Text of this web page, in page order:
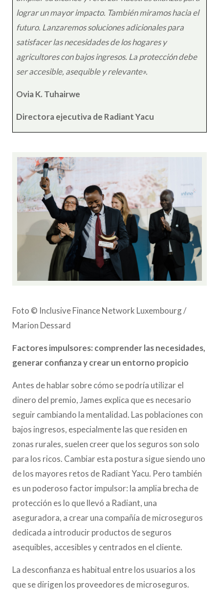
lograr un mayor impacto. También miramos hacia el
futuro. Lanzaremos soluciones adicionales para
satisfacer las necesidades de los hogares y
agricultores con bajos ingresos. La protección debe
ser accesible, asequible y relevante».
Ovia K. Tuhairwe
Directora ejecutiva de Radiant Yacu
Foto © Inclusive Finance Network Luxembourg /
Marion Dessard
Factores impulsores: comprender las necesidades,
generar confianza y crear un entorno propicio
Antes de hablar sobre cómo se podría utilizar el
dinero del premio, James explica que es necesario
seguir cambiando la mentalidad. Las poblaciones con
bajos ingresos, especialmente las que residen en
zonas rurales, suelen creer que los seguros son solo
para los ricos. Cambiar esta postura sigue siendo uno
de los mayores retos de Radiant Yacu. Pero también
es un poderoso factor impulsor: la amplia brecha de
protección es lo que llevó a Radiant, una
aseguradora, a crear una compañía de microseguros
dedicada a introducir productos de seguros
asequibles, accesibles y centrados en el cliente.
La desconfianza es habitual entre los usuarios a los
que se dirigen los proveedores de microseguros.